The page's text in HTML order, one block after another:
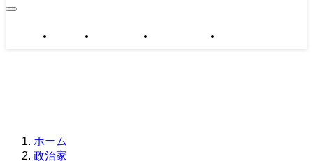
政治家 運営者情報 お問い合わせ
ホーム
政治家